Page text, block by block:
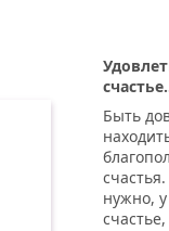
Быть
нужно,